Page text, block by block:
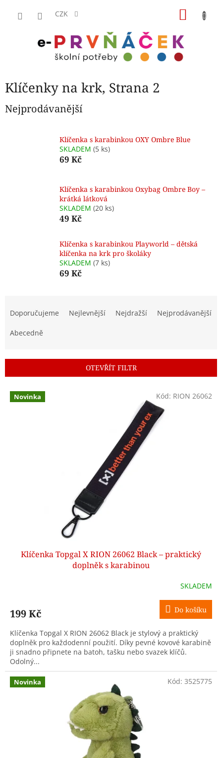
CZK
Klíčenky na krk, Strana 2
Nejprodávanější
Klíčenka s karabinkou OXY Ombre Blue
SKLADEM (5 ks)
69 Kč
Klíčenka s karabinkou Oxybag Ombre Boy –
krátká látková
SKLADEM (20 ks)
49 Kč
Klíčenka s karabinkou Playworld – dětská
klíčenka na krk pro školáky
SKLADEM (7 ks)
69 Kč
r
o
d
Doporučujeme Nejlevnější Nejdražší Nejprodávanější
Abecedně
OTEVŘÍT FILTR
V Novinka
Klíčenka Topgal X RION 26062 Black – praktický
doplněk s karabinou
SKLADEM
199 Kč Do košíku
Klíčenka Topgal X RION 26062 Black je stylový a praktický
doplněk pro každodenní použití. Díky pevné kovové karabině
ji snadno připnete na batoh, tašku nebo svazek klíčů.
Odolný...
Kód: RION 26062
Novinka Kód: 3525775